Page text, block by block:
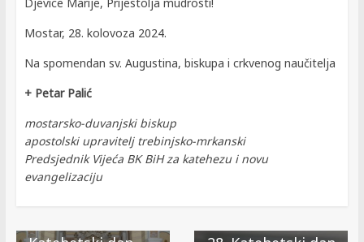
Mostar, 28. kolovoza 2024.
Na spomendan sv. Augustina, biskupa i crkvenog naučitelja
+ Petar Palić
mostarsko-duvanjski biskup
apostolski upravitelj trebinjsko-mrkanski
Predsjednik Vijeća BK BiH za katehezu i novu
evangelizaciju